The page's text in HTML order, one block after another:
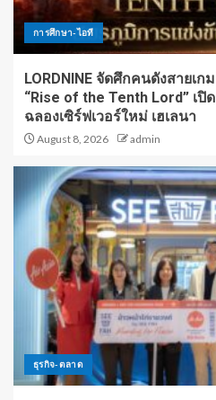
การศึกษา-ไอที
LORDNINE จัดศึกคนดังสายเ
“Rise of the Tenth Lord” เ
ฉลองเซิร์ฟเวอร์ใหม่ เฮเลนา
August 8, 2026 admin
ธุรกิจ-ตลาด